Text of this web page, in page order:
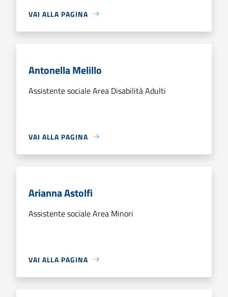
VAI ALLA PAGINA
Antonella Melillo
Assistente sociale Area Disabilità Adulti
VAI ALLA PAGINA
Arianna Astolfi
Assistente sociale Area Minori
VAI ALLA PAGINA